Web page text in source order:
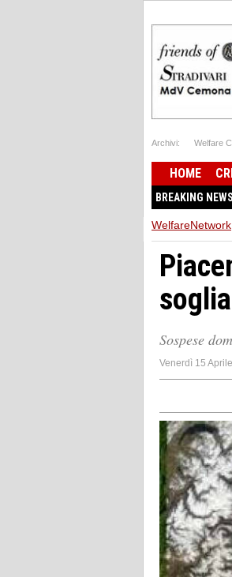
Archivi: Welfare
HOME
BREAKING NEWS
WelfareNetwork
Sospese
Venerdì 15